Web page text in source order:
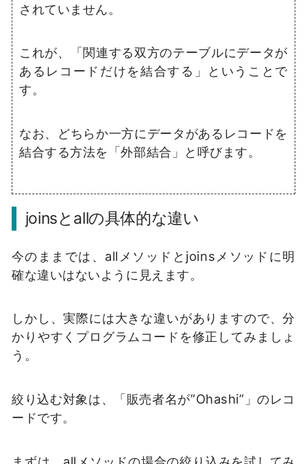
されていません。
これが、「関連する双方のテーブルにデータが
あるレコードだけを結合する」ということで
す。
なお、どちらか一方にデータがあるレコードを
結合する方法を「外部結合」と呼びます。
joinsとallの具体的な違い
今のままでは、allメソッドとjoinsメソッドに明
確な違いはないように見えます。
しかし、実際には大きな違いがありますので、分
かりやすくプログラムコードを修正してみましょ
う。
絞り込む対象は、「販売者名が”Ohashi”」のレコ
ードです。